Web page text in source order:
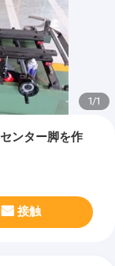
1/1
ンター脚を作
接触